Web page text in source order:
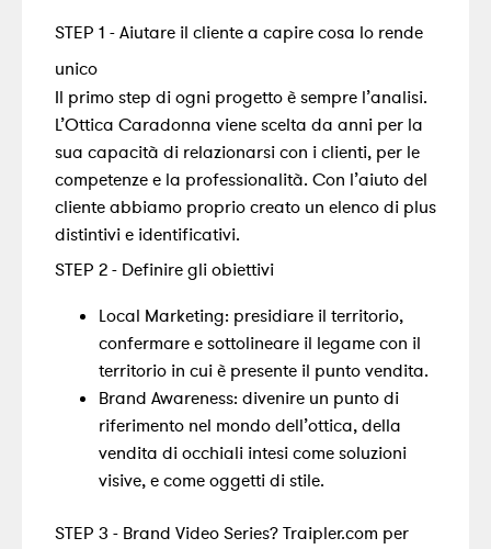
STEP 1 - Aiutare il cliente a capire cosa lo rende
unico
Il primo step di ogni progetto è sempre l’analisi.
L’Ottica Caradonna viene scelta da anni per la
sua capacità di relazionarsi con i clienti, per le
competenze e la professionalità. Con l’aiuto del
cliente abbiamo proprio creato un elenco di plus
distintivi e identificativi.
STEP 2 - Definire gli obiettivi
Local Marketing: presidiare il territorio,
confermare e sottolineare il legame con il
territorio in cui è presente il punto vendita.
Brand Awareness: divenire un punto di
riferimento nel mondo dell’ottica, della
vendita di occhiali intesi come soluzioni
visive, e come oggetti di stile.
STEP 3 - Brand Video Series? Traipler.com per